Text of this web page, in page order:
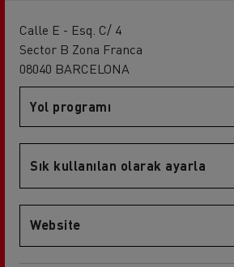
Calle E - Esq. C/ 4
Sector B Zona Franca
08040 BARCELONA
Yol programı
Sık kullanılan olarak ayarla
Website